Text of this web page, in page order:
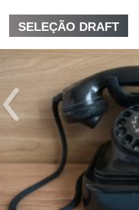
SELEÇÃO DRAFT